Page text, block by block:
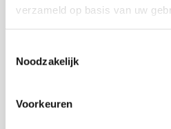
verzameld op basis van uw
Noodzakelijk
Voorkeuren